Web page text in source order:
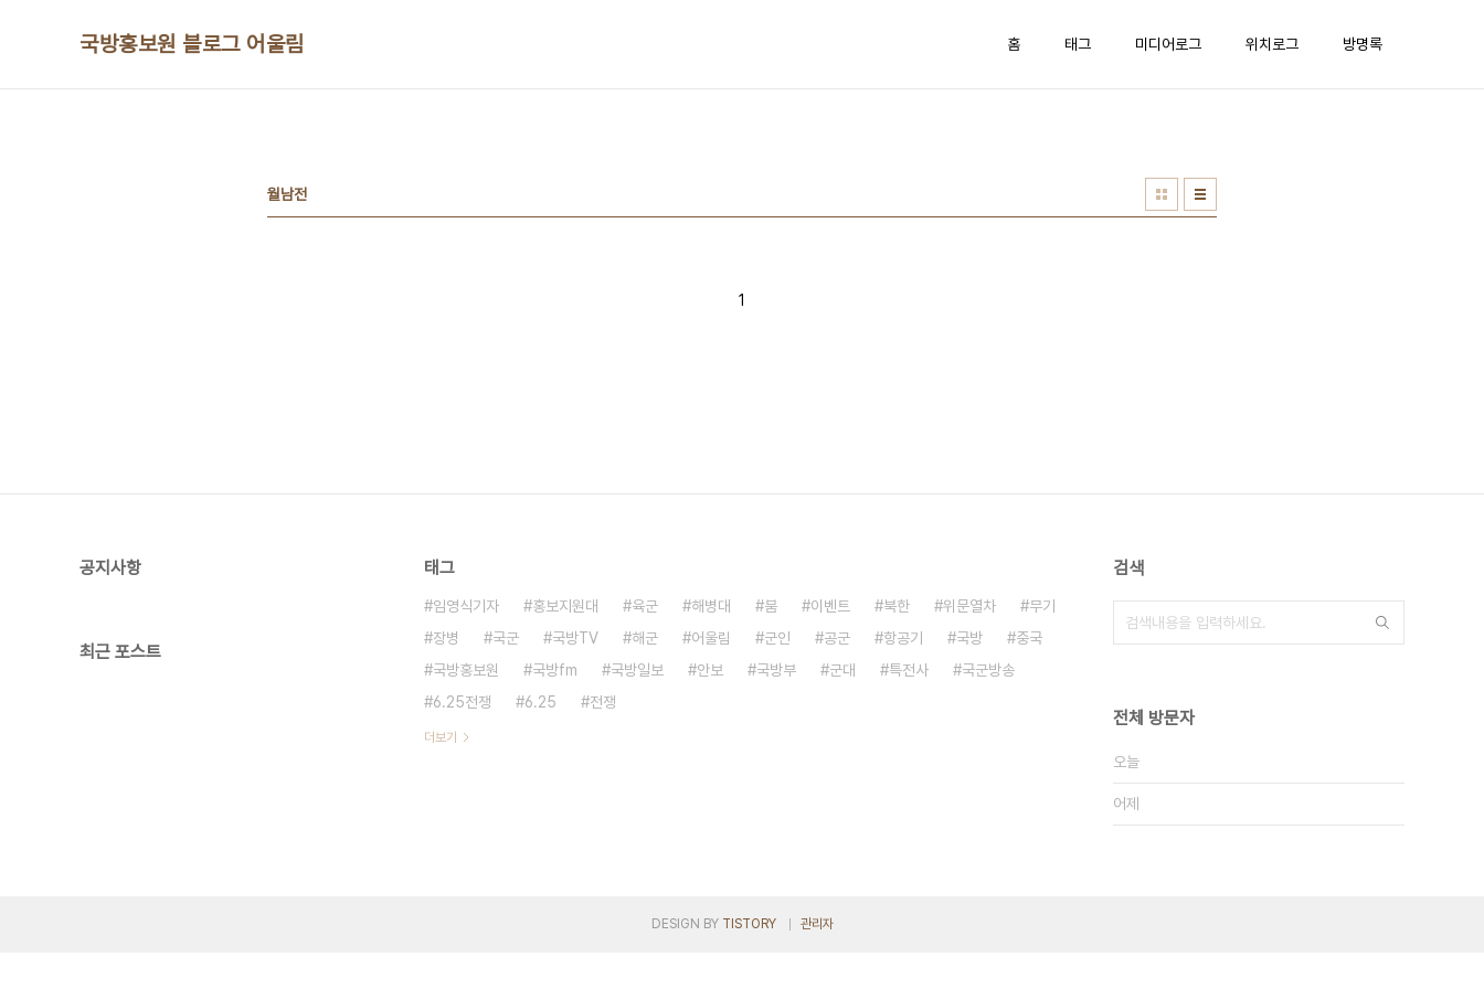
국방홍보원 블로그 어울림 홈 태그 미디어로그 위치로그 방명록
월남전
1
공지사항
최근 포스트
태그
임영식기자 홍보지원대 육군 해병대 붐 이벤트 북한 위문열차
무기
장병
국군 국방TV 해군 어울림 군인 공군 항공기 국방
중국
국방홍보원
국방fm 국방일보 안보 국방부 군대 특전사
국군방송
6.25전쟁
6.25 전쟁
더보기
검색
전체 방문자
오늘
어제
DESIGN BY TISTORY 관리자